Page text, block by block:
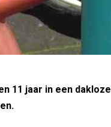
11 jaar in een